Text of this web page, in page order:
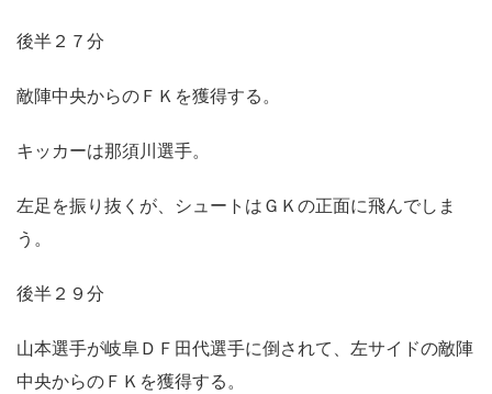
後半２７分
敵陣中央からのＦＫを獲得する。
キッカーは那須川選手。
左足を振り抜くが、シュートはＧＫの正面に飛んでしま
う。
後半２９分
山本選手が岐阜ＤＦ田代選手に倒されて、左サイドの敵陣
中央からのＦＫを獲得する。